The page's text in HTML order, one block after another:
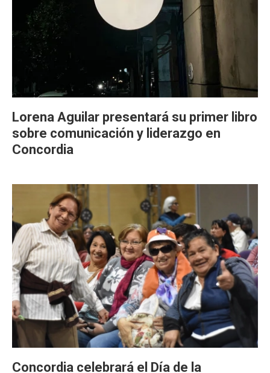
Lorena Aguilar presentará su primer libro
sobre comunicación y liderazgo en
Concordia
Concordia celebrará el Día de la